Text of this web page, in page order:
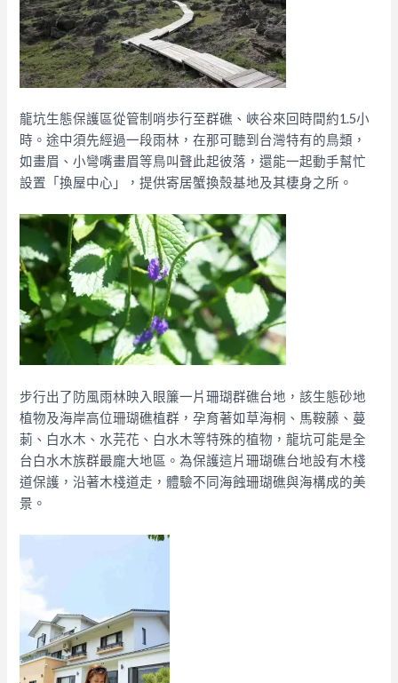
龍坑生態保護區從管制哨歩行至群礁、峽谷來回時間約1.5小
時。途中須先經過一段雨林，在那可聽到台灣特有的鳥類，
如畫眉、小彎嘴畫眉等鳥叫聲此起彼落，還能一起動手幫忙
設置「換屋中心」，提供寄居蟹換殼基地及其棲身之所。
步行出了防風雨林映入眼簾一片珊瑚群礁台地，該生態砂地
植物及海岸高位珊瑚礁植群，孕育著如草海桐、馬鞍藤、蔓
莿、白水木、水芫花、白水木等特殊的植物，龍坑可能是全
台白水木族群最龐大地區。為保護這片珊瑚礁台地設有木棧
道保護，沿著木棧道走，體驗不同海蝕珊瑚礁與海構成的美
景。